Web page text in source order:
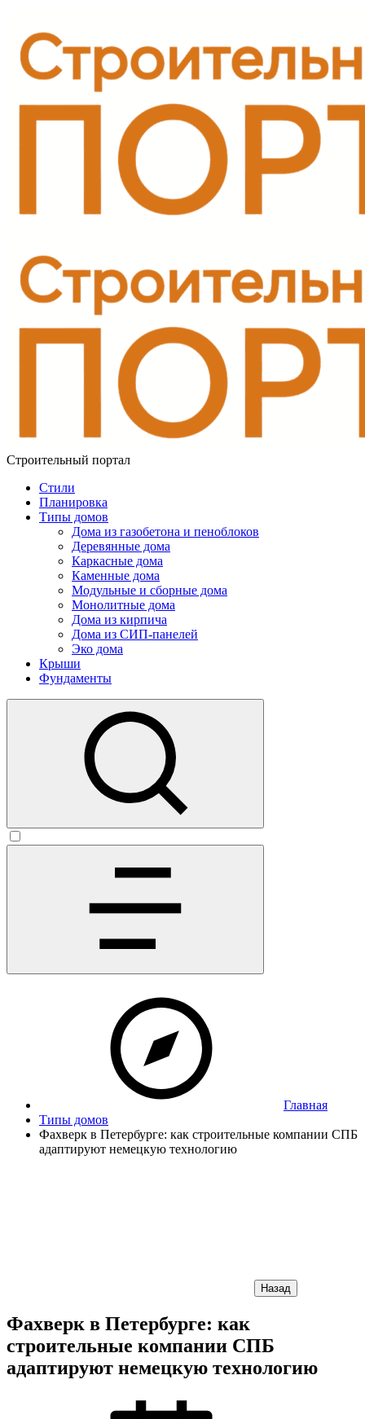
Строительный портал
Стили
Планировка
Типы домов
Дома из газобетона и пеноблоков
Деревянные дома
Каркасные дома
Каменные дома
Модульные и сборные дома
Монолитные дома
Дома из кирпича
Дома из СИП-панелей
Эко дома
Крыши
Фундаменты
Главная
Типы домов
Фахверк в Петербурге: как строительные компании СПБ
адаптируют немецкую технологию
Назад
Фахверк в Петербурге: как
строительные компании СПБ
адаптируют немецкую технологию